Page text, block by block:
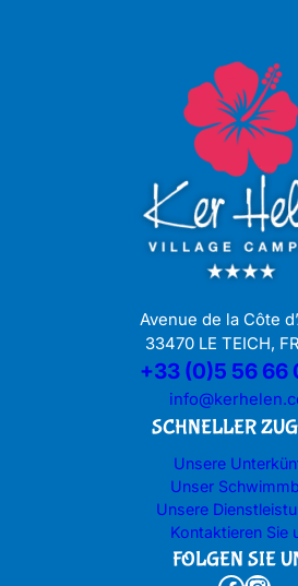
Avenue de la Côte
33470 LE TEICH,
+33 (0)5 56 66
SCHNELLER
Unsere
Unser
Unsere
Kontaktieren Sie
FOLGEN SIE